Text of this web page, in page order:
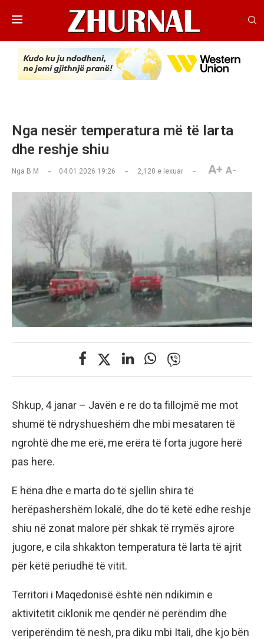
Nga nesër temperatura më të larta
dhe reshje shiu
Nga B.M 04.01.2026 19:26 2,120 e lexuar A+ A-
Shkup, 4 janar – Javën e re do ta fillojmë me mot
shumë të ndryshueshëm dhe mbi mesataren të
ngrohtë dhe me erë, me erëra të forta jugore herë
pas here.
E hëna dhe e marta do të sjellin shira të
herëpashershëm lokalë, dhe do të ketë edhe reshje
shiu në zonat malore për shkak të rrymës ajrore
jugore, e cila shkakton temperatura të larta të ajrit
për këtë periudhë të vitit.
Territori i Maqedonisë është nën ndikimin e
aktivitetit ciklonik me qendër në perëndim dhe
veriperëndim të nesh, pra diku mbi Itali, dhe kjo bën